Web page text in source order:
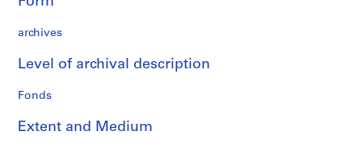
q
u
s
1
8
archives
Level of archival description
Fonds
Extent and Medium